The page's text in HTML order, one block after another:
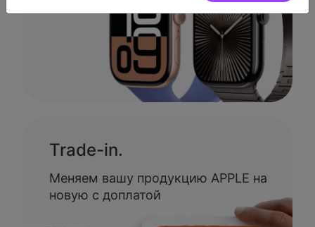
Trade-in.
Меняем вашу продукцию APPLE на
новую с доплатой